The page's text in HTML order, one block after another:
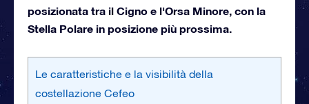
posizionata tra il Cigno e l'Orsa Minore, con la
Stella Polare in posizione più prossima.
Le caratteristiche e la visibilità della
costellazione Cefeo